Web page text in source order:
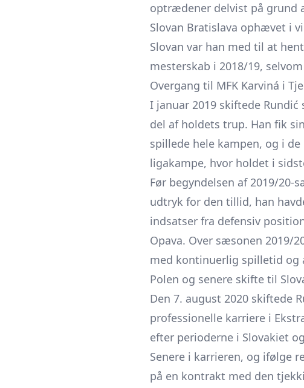
optrædener delvist på grund
Slovan Bratislava ophævet i
Slovan var han med til at
mesterskab i 2018/19,
Overgang til MFK Karviná i
I januar 2019 skiftede
del af holdets trup. Han fik
spillede hele kampen, og i
ligakampe, hvor holdet i
Før begyndelsen af 2019/
udtryk for den tillid, han
indsatser fra defensiv
Opava. Over sæsonen 2019/
med kontinuerlig spilletid og
Polen og senere skifte til
Den 7. august 2020 skiftede
professionelle karriere i
efter perioderne i Slovakiet
Senere i karrieren, og ifølge
på en kontrakt med den